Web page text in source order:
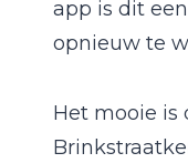
app is dit
opnieuw te
Het mooie is